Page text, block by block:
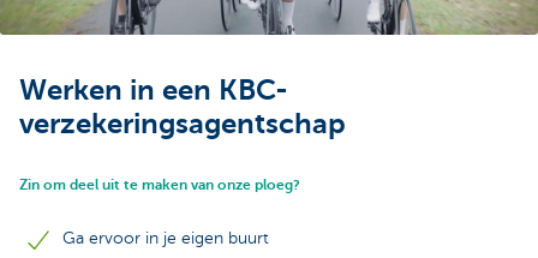
Werken in een KBC-
verzekeringsagentschap
Zin om deel uit te maken van onze ploeg?
Ga ervoor in je eigen buurt